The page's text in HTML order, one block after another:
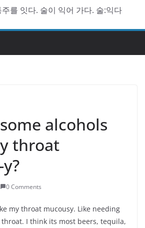
를 잇다. 술이 익어 가다. 술:익다
alcohols
throat
0 Comments
my throat mucousy. Like needing
I think its most beers, tequila,